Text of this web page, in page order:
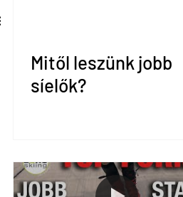
Mitől leszünk jobb
síelők?